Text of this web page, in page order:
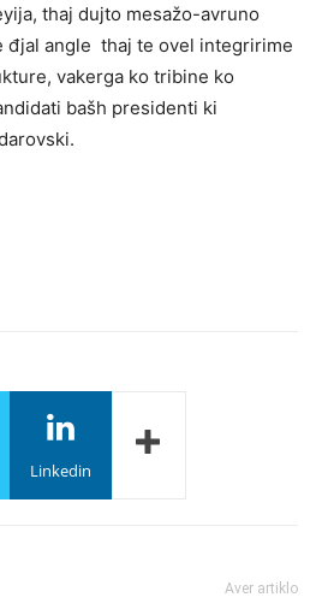
thaj dujto mesažo-avruno
đjal angle thaj te ovel integririme
vakerga ko tribine ko
bašh presidenti ki
Linkedin
Aver artiklo